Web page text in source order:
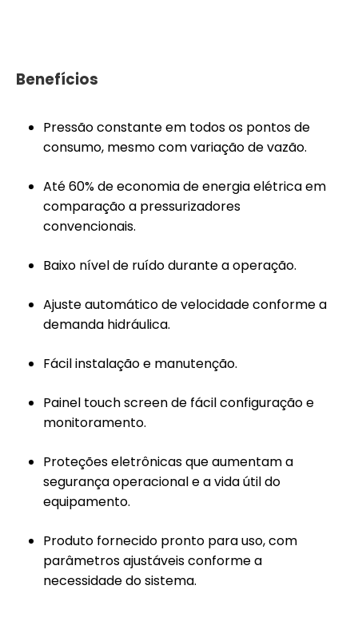
Benefícios
Pressão constante em todos os pontos de
consumo, mesmo com variação de vazão.
Até 60% de economia de energia elétrica em
comparação a pressurizadores
convencionais.
Baixo nível de ruído durante a operação.
Ajuste automático de velocidade conforme a
demanda hidráulica.
Fácil instalação e manutenção.
Painel touch screen de fácil configuração e
monitoramento.
Proteções eletrônicas que aumentam a
segurança operacional e a vida útil do
equipamento.
Produto fornecido pronto para uso, com
parâmetros ajustáveis conforme a
necessidade do sistema.